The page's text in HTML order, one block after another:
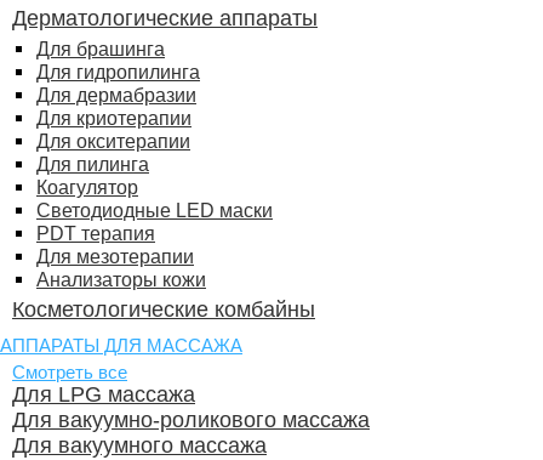
Дерматологические аппараты
Для брашинга
Для гидропилинга
Для дермабразии
Для криотерапии
Для окситерапии
Для пилинга
Коагулятор
Светодиодные LED маски
PDT терапия
Для мезотерапии
Анализаторы кожи
Косметологические комбайны
АППАРАТЫ ДЛЯ МАССАЖА
Смотреть все
Для LPG массажа
Для вакуумно-роликового массажа
Для вакуумного массажа